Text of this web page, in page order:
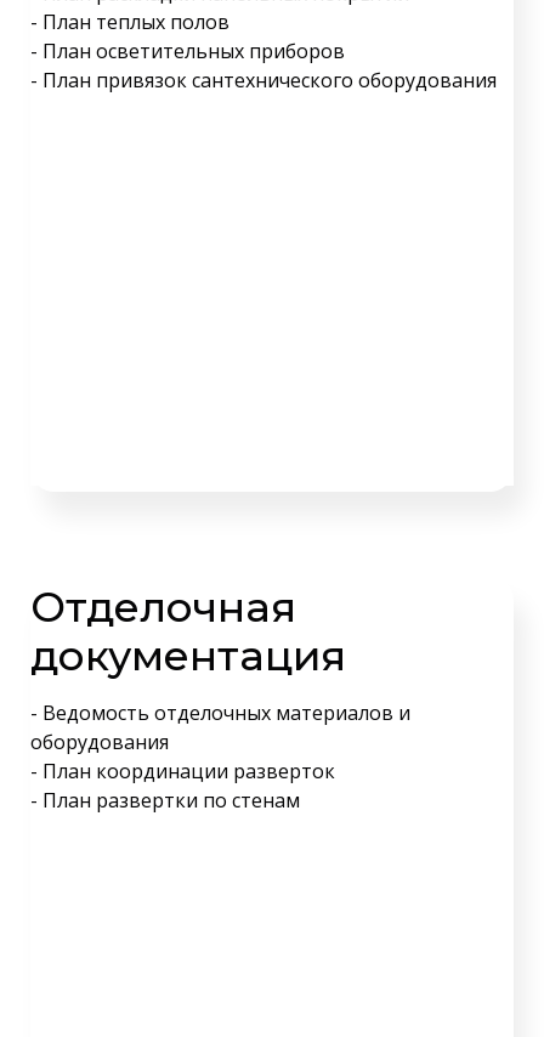
- План теплых полов
- План осветительных приборов
- План привязок сантехнического оборудования
Отделочная
документация
- Ведомость отделочных материалов и
оборудования
- План координации разверток
- План развертки по стенам